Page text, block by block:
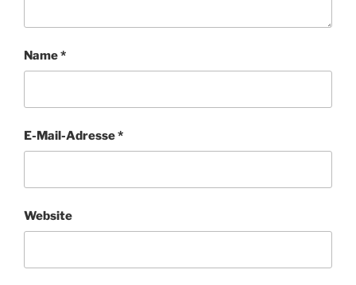
Name*
E-Mail-Adresse*
Website